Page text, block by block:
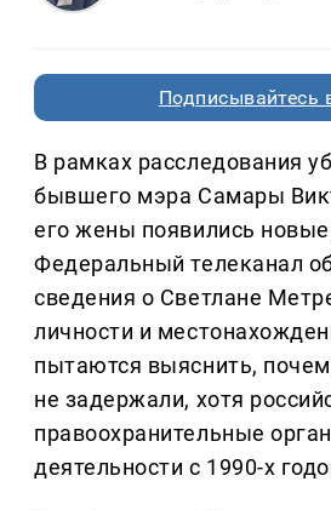
Подписывайтесь
В рамках расследования
бывшего мэра Самары
его жены появились
Федеральный телеканал
сведения о Светлане
личности и
пытаются выяснить,
не задержали, хотя
правоохранительные
деятельности с 1990-х